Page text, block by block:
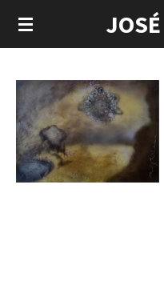
Passer
au